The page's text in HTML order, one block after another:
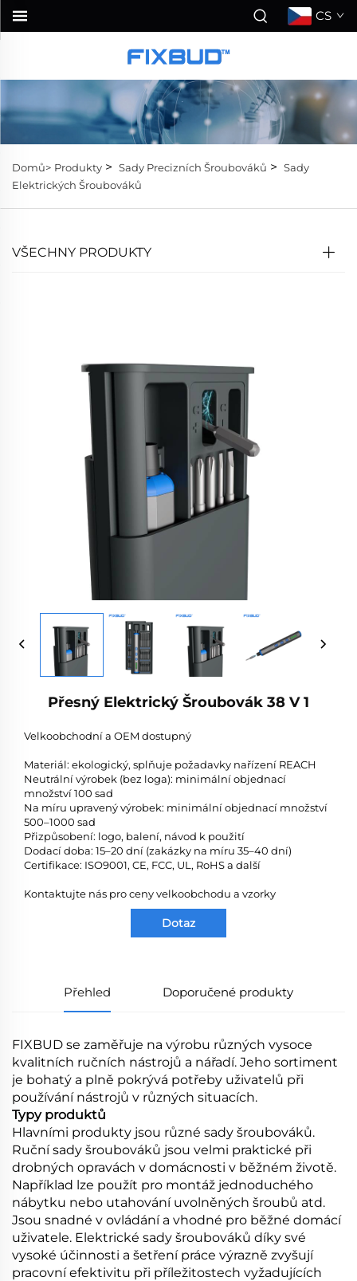
CS
Domů> Produkty > Sady Precizních Šroubováků > Sady
Elektrických Šroubováků
VŠECHNY PRODUKTY
Přesný Elektrický Šroubovák 38 V 1
Velkoobchodní a OEM dostupný
Materiál: ekologický, splňuje požadavky nařízení REACH
Neutrální výrobek (bez loga): minimální objednací
množství 100 sad
Na míru upravený výrobek: minimální objednací množství
500–1000 sad
Přizpůsobení: logo, balení, návod k použití
Dodací doba: 15–20 dní (zakázky na míru 35–40 dní)
Certifikace: ISO9001, CE, FCC, UL, RoHS a další
Kontaktujte nás pro ceny velkoobchodu a vzorky
Dotaz
Přehled Doporučené produkty
FIXBUD se zaměřuje na výrobu různých vysoce
kvalitních ručních nástrojů a nářadí. Jeho sortiment
je bohatý a plně pokrývá potřeby uživatelů při
používání nástrojů v různých situacích.
Typy produktů
Hlavními produkty jsou různé sady šroubováků.
Ruční sady šroubováků jsou velmi praktické při
drobných opravách v domácnosti v běžném životě.
Například lze použít pro montáž jednoduchého
nábytku nebo utahování uvolněných šroubů atd.
Jsou snadné v ovládání a vhodné pro běžné domácí
uživatele. Elektrické sady šroubováků díky své
vysoké účinnosti a šetření práce výrazně zvyšují
pracovní efektivitu při příležitostech vyžadujících